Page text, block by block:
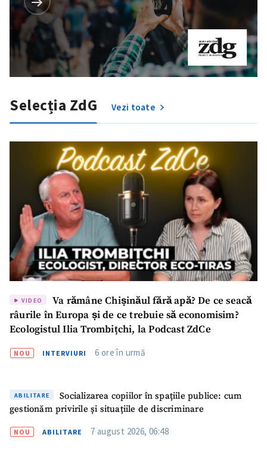
Selecția ZdG Vezi toate
VIDEO
Va rămâne Chișinăul fără apă? De ce seacă
râurile în Europa și de ce trebuie să economisim?
Ecologistul Ilia Trombițchi, la Podcast ZdCe
NOU INTERVIURI 6 ore în urmă
ABILITARE
Socializarea copiilor în spațiile publice: cum
gestionăm privirile și situațiile de discriminare
NOU ABILITARE 7 august 2026, 06:48